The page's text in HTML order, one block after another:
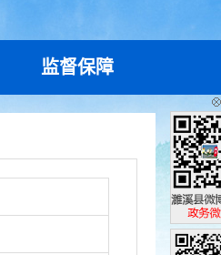
监督保障
濉溪县政
政务微博